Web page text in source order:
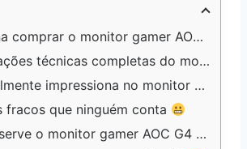
o monitor gamer AOC G4 24"?
técnicas completas do monitor gamer
impressiona no monitor gamer AOC G4 24"
fracos que ninguém conta
o monitor gamer AOC G4 24" 180Hz?